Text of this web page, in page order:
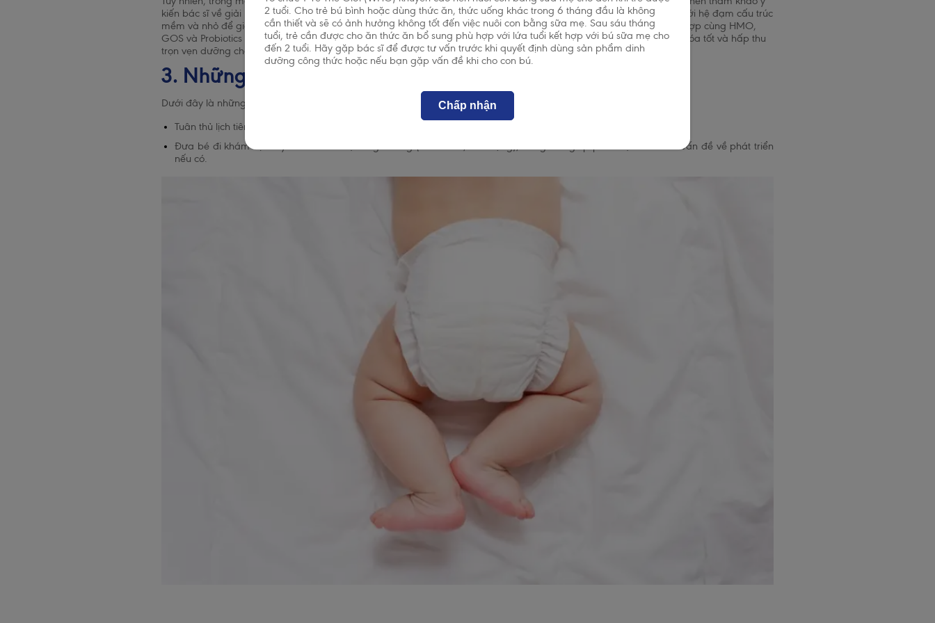
kiến bác sĩ về giải pháp dinh dưỡng thay thế an toàn. Khi lựa chọn, mẹ hãy ưu tiên các dòngsữa êm bụng, dễ tiêu với hệ đạm cấu trúc
mềm và nhỏ để giảm áp lực lên hệ tiêu hóa non nớt. Các công thức tiên tiến bổ sung Milk Lipid Complex (MLC) kết hợp cùng HMO,
GOS và Probiotics sẽ giúp mô phỏng lợi ích của sữa mẹ, hỗ trợ hệ vi sinh đường ruột khỏe mạnh, từ đó giúp bé tiêu hóa tốt và hấp thu
trọn vẹn dưỡng chất để phát triển toàn diện.
3. Những lưu ý khi chăm sóc trẻ 0-12 tháng tuổi
Dưới đây là những lưu ý quan trọng để cha mẹ đồng hành cùng con trong năm đầu đời:
Tuân thủ lịch tiêm chủng cho trẻ theo khuyến cáo của Bộ Y tế.
Đưa bé đi khám định kỳ để theo dõi sự tăng trưởng (chiều cao, cân nặng), đồng thời giúp phát hiện sớm các vấn đề về phát triển
nếu có.
2 tuổi. Cho trẻ bú bình hoặc dùng thức ăn, thức uống khác trong 6 tháng đầu là không
cần thiết và sẽ có ảnh hưởng không tốt đến việc nuôi con bằng sữa mẹ. Sau sáu tháng
tuổi, trẻ cần được cho ăn thức ăn bổ sung phù hợp với lứa tuổi kết hợp với bú sữa mẹ cho
đến 2 tuổi. Hãy gặp bác sĩ để được tư vấn trước khi quyết định dùng sản phẩm dinh
dưỡng công thức hoặc nếu bạn gặp vấn đề khi cho con bú.
Chấp nhận